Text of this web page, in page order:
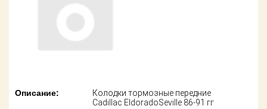
Контакты
Описание:
Колодки тормозные передние
Cadillac EldoradoSeville 86-91 гг